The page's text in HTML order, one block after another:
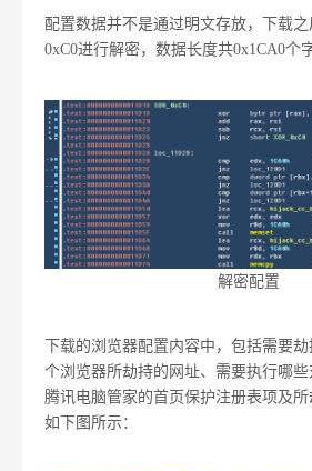
配置数据并不是通过明文存放，下载
0xC0进行解密，数据长度共0x1CA0个
解密配置
下载的浏览器配置内容中，包括需要
个浏览器所劫持的网址、需要执行哪
腾讯电脑管家的首页保护注册表项及所
如下图所示：